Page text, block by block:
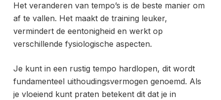
Het veranderen van tempo’s is de beste manier om
af te vallen. Het maakt de training leuker,
vermindert de eentonigheid en werkt op
verschillende fysiologische aspecten.
Je kunt in een rustig tempo hardlopen, dit wordt
fundamenteel uithoudingsvermogen genoemd. Als
je vloeiend kunt praten betekent dit dat je in